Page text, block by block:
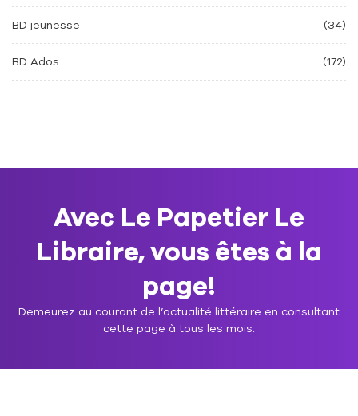
BD jeunesse (34)
BD Ados (172)
Avec Le Papetier Le
Libraire, vous êtes à la
page!
Demeurez au courant de l’actualité littéraire en consultant
cette page à tous les mois.